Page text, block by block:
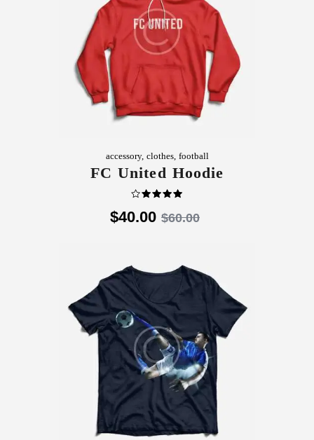
accessory,clothes,football
FC United Hoodie
التقييم
4.00
$60.00
$40.00